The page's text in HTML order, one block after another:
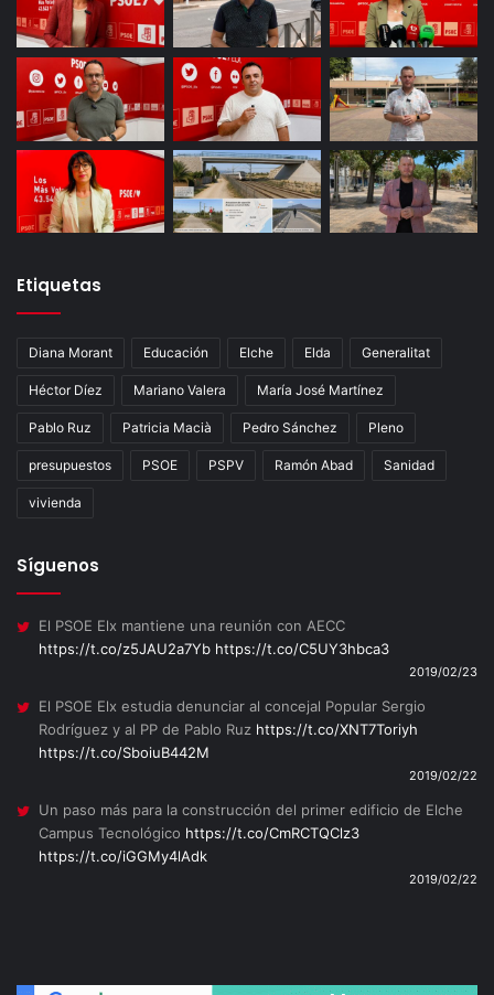
Etiquetas
Diana Morant Educación Elche Elda Generalitat
Héctor Díez Mariano Valera María José Martínez
Pablo Ruz Patricia Macià Pedro Sánchez Pleno
presupuestos PSOE PSPV Ramón Abad Sanidad
vivienda
Síguenos
El PSOE Elx mantiene una reunión con AECC
https://t.co/z5JAU2a7Yb https://t.co/C5UY3hbca3
2019/02/23
El PSOE Elx estudia denunciar al concejal Popular Sergio
Rodríguez y al PP de Pablo Ruz https://t.co/XNT7Toriyh
https://t.co/SboiuB442M
2019/02/22
Un paso más para la construcción del primer edificio de Elche
Campus Tecnológico https://t.co/CmRCTQClz3
https://t.co/iGGMy4lAdk
2019/02/22